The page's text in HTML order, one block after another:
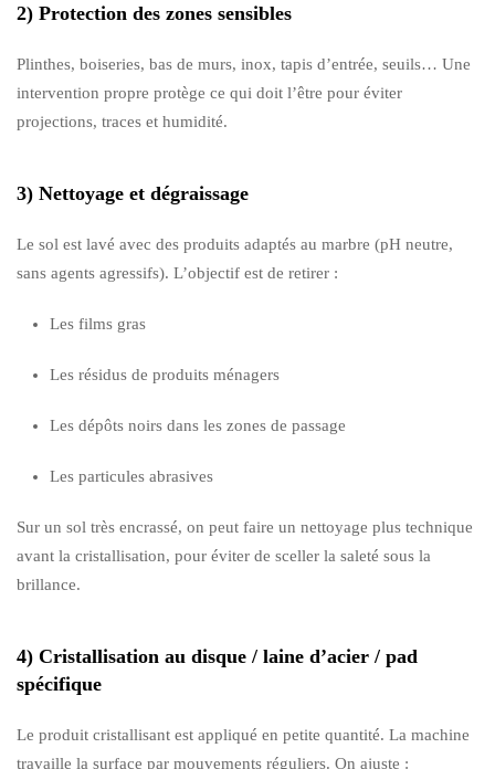
2) Protection des zones sensibles
Plinthes, boiseries, bas de murs, inox, tapis d’entrée, seuils… Une
intervention propre protège ce qui doit l’être pour éviter
projections, traces et humidité.
3) Nettoyage et dégraissage
Le sol est lavé avec des produits adaptés au marbre (pH neutre,
sans agents agressifs). L’objectif est de retirer :
Les films gras
Les résidus de produits ménagers
Les dépôts noirs dans les zones de passage
Les particules abrasives
Sur un sol très encrassé, on peut faire un nettoyage plus technique
avant la cristallisation, pour éviter de sceller la saleté sous la
brillance.
4) Cristallisation au disque / laine d’acier / pad
spécifique
Le produit cristallisant est appliqué en petite quantité. La machine
travaille la surface par mouvements réguliers. On ajuste :